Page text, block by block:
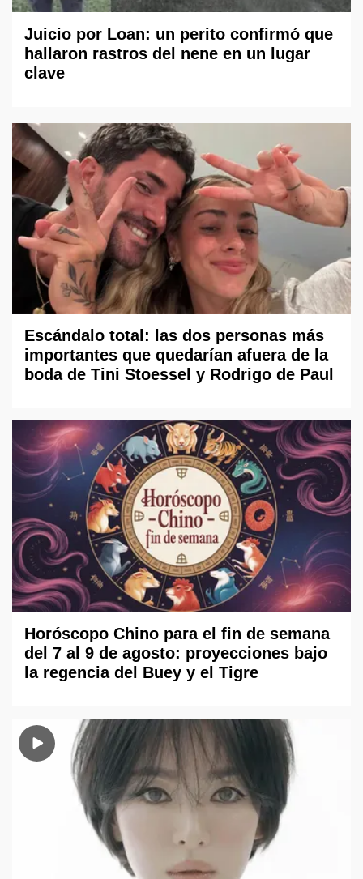
Juicio por Loan: un perito confirmó que
hallaron rastros del nene en un lugar
clave
Escándalo total: las dos personas más
importantes que quedarían afuera de la
boda de Tini Stoessel y Rodrigo de Paul
Horóscopo Chino para el fin de semana
del 7 al 9 de agosto: proyecciones bajo
la regencia del Buey y el Tigre